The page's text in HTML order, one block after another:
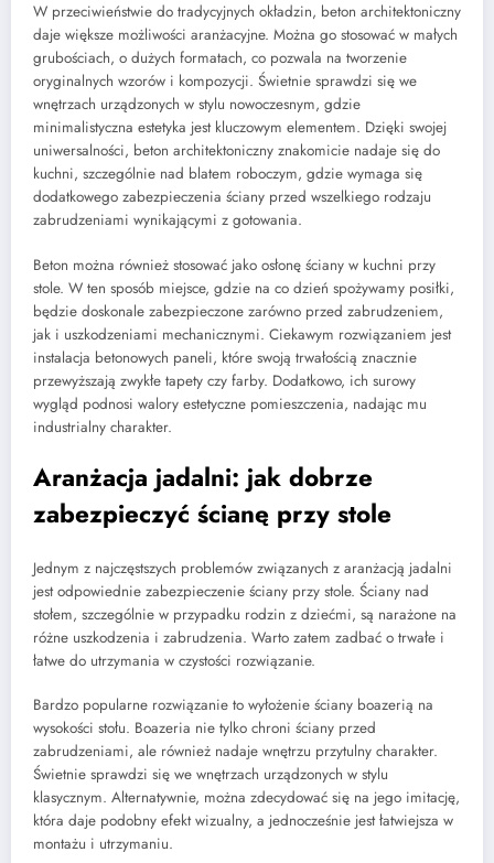
W przeciwieństwie do tradycyjnych okładzin, beton architektoniczny
daje większe możliwości aranżacyjne. Można go stosować w małych
grubościach, o dużych formatach, co pozwala na tworzenie
oryginalnych wzorów i kompozycji. Świetnie sprawdzi się we
wnętrzach urządzonych w stylu nowoczesnym, gdzie
minimalistyczna estetyka jest kluczowym elementem. Dzięki swojej
uniwersalności, beton architektoniczny znakomicie nadaje się do
kuchni, szczególnie nad blatem roboczym, gdzie wymaga się
dodatkowego zabezpieczenia ściany przed wszelkiego rodzaju
zabrudzeniami wynikającymi z gotowania.
Beton można również stosować jako osłonę ściany w kuchni przy
stole. W ten sposób miejsce, gdzie na co dzień spożywamy posiłki,
będzie doskonale zabezpieczone zarówno przed zabrudzeniem,
jak i uszkodzeniami mechanicznymi. Ciekawym rozwiązaniem jest
instalacja betonowych paneli, które swoją trwałością znacznie
przewyższają zwykłe tapety czy farby. Dodatkowo, ich surowy
wygląd podnosi walory estetyczne pomieszczenia, nadając mu
industrialny charakter.
Aranżacja jadalni: jak dobrze
zabezpieczyć ścianę przy stole
Jednym z najczęstszych problemów związanych z aranżacją jadalni
jest odpowiednie zabezpieczenie ściany przy stole. Ściany nad
stołem, szczególnie w przypadku rodzin z dziećmi, są narażone na
różne uszkodzenia i zabrudzenia. Warto zatem zadbać o trwałe i
łatwe do utrzymania w czystości rozwiązanie.
Bardzo popularne rozwiązanie to wyłożenie ściany boazerią na
wysokości stołu. Boazeria nie tylko chroni ściany przed
zabrudzeniami, ale również nadaje wnętrzu przytulny charakter.
Świetnie sprawdzi się we wnętrzach urządzonych w stylu
klasycznym. Alternatywnie, można zdecydować się na jego imitację,
która daje podobny efekt wizualny, a jednocześnie jest łatwiejsza w
montażu i utrzymaniu.